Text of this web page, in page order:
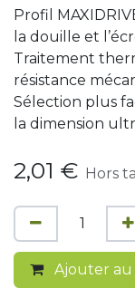
Profil
la douille et
Traitement
résistance
Sélection plus
la dimension
2,01 € Hors
Ajouter au